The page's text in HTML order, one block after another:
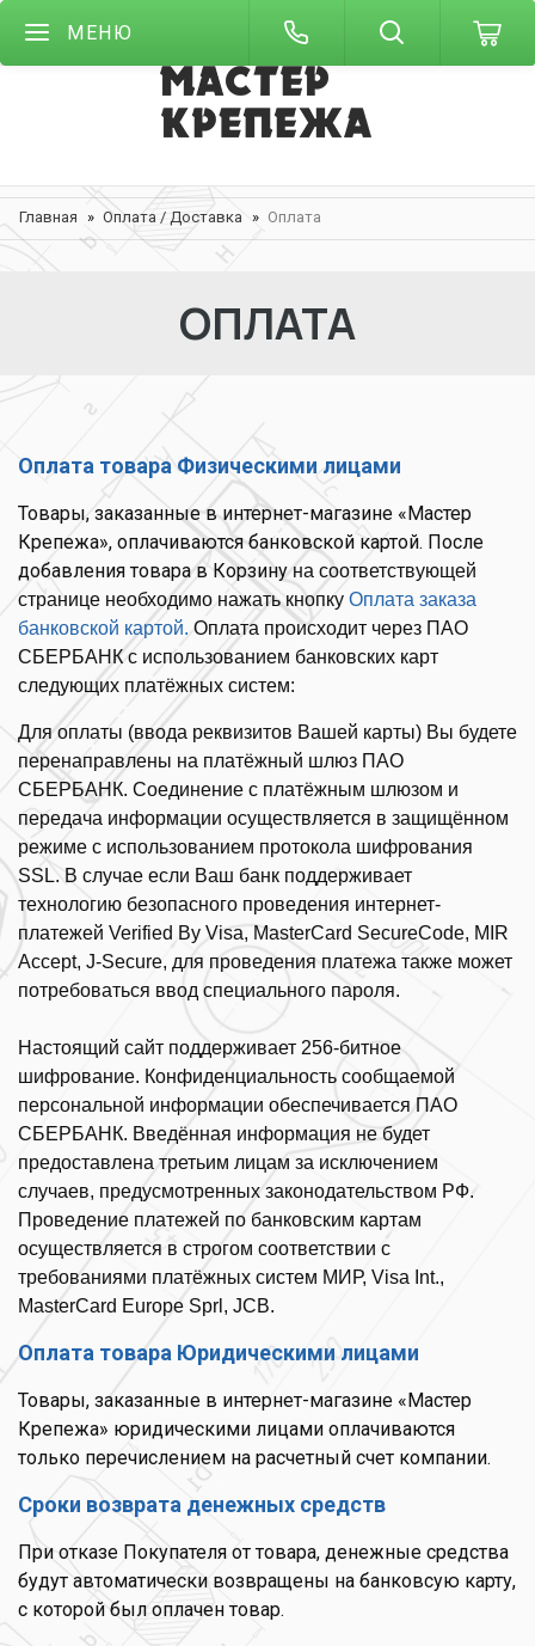
МЕНЮ
Главная Оплата / Доставка Оплата
ОПЛАТА
Оплата товара Физическими лицами
Товары, заказанные в интернет-магазине «Мастер
Крепежа», оплачиваются банковской картой. После
добавления товара в Корзинуна соответствующей
странице необходимо нажать кнопку Оплата заказа
банковской картой. Оплата происходит через ПАО
СБЕРБАНК с использованием банковских карт
следующих платёжных систем:
Для оплаты (ввода реквизитов Вашей карты) Вы будете
перенаправлены на платёжный шлюз ПАО
СБЕРБАНК. Соединение с платёжным шлюзом и
передача информации осуществляется в защищённом
режиме с использованием протокола шифрования
SSL. В случае если Ваш банк поддерживает
технологию безопасного проведения интернет-
платежей Verified By Visa, MasterCard SecureCode, MIR
Accept, J-Secure, для проведения платежа также может
потребоваться ввод специального пароля.
Настоящий сайт поддерживает 256-битное
шифрование. Конфиденциальность сообщаемой
персональной информации обеспечивается ПАО
СБЕРБАНК. Введённая информация не будет
предоставлена третьим лицам за исключением
случаев, предусмотренных законодательством РФ.
Проведение платежей по банковским картам
осуществляется в строгом соответствии с
требованиями платёжных систем МИР, Visa Int.,
MasterCard Europe Sprl, JCB.
Оплата товара Юридическими лицами
Товары, заказанные в интернет-магазине «Мастер
Крепежа» юридическими лицами оплачиваются
только перечислением на расчетный счет компании.
Сроки возврата денежных средств
При отказе Покупателя от товара, денежные средства
будут автоматически возвращены на банковсую карту,
с которой был оплачен товар.